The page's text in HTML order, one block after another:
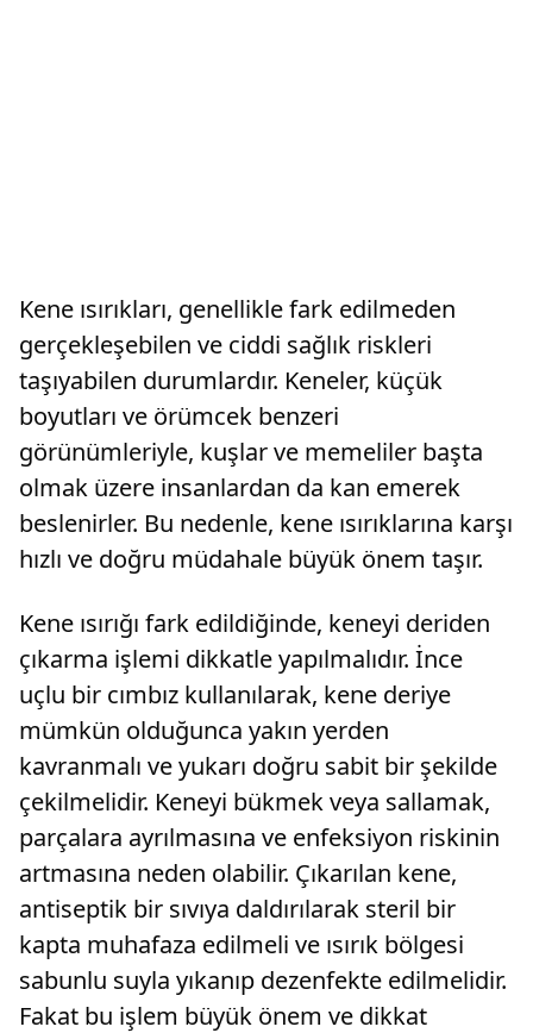
Kene ısırıkları, genellikle fark edilmeden
gerçekleşebilen ve ciddi sağlık riskleri
taşıyabilen durumlardır. Keneler, küçük
boyutları ve örümcek benzeri
görünümleriyle, kuşlar ve memeliler başta
olmak üzere insanlardan da kan emerek
beslenirler. Bu nedenle, kene ısırıklarına karşı
hızlı ve doğru müdahale büyük önem taşır.
Kene ısırığı fark edildiğinde, keneyi deriden
çıkarma işlemi dikkatle yapılmalıdır. İnce
uçlu bir cımbız kullanılarak, kene deriye
mümkün olduğunca yakın yerden
kavranmalı ve yukarı doğru sabit bir şekilde
çekilmelidir. Keneyi bükmek veya sallamak,
parçalara ayrılmasına ve enfeksiyon riskinin
artmasına neden olabilir. Çıkarılan kene,
antiseptik bir sıvıya daldırılarak steril bir
kapta muhafaza edilmeli ve ısırık bölgesi
sabunlu suyla yıkanıp dezenfekte edilmelidir.
Fakat bu işlem büyük önem ve dikkat